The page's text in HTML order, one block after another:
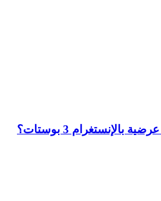
3 بوستات؟